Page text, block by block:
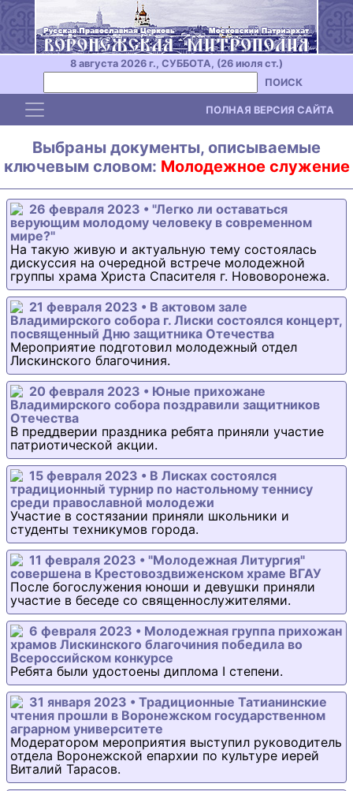
8 августа 2026 г., СУББОТА, (26 июля ст.)
ПОИСК
Toggle navigation ПОЛНАЯ ВЕРСИЯ САЙТА
Выбраны документы, описываемые
ключевым словом: Молодежное служение
26 февраля 2023 • "Легко ли оставаться
верующим молодому человеку в современном
мире?"
На такую живую и актуальную тему состоялась
дискуссия на очередной встрече молодежной
группы храма Христа Спасителя г. Нововоронежа.
21 февраля 2023 • В актовом зале
Владимирского собора г. Лиски состоялся концерт,
посвященный Дню защитника Отечества
Мероприятие подготовил молодежный отдел
Лискинского благочиния.
20 февраля 2023 • Юные прихожане
Владимирского собора поздравили защитников
Отечества
В преддверии праздника ребята приняли участие
патриотической акции.
15 февраля 2023 • В Лисках состоялся
традиционный турнир по настольному теннису
среди православной молодежи
Участие в состязании приняли школьники и
студенты техникумов города.
11 февраля 2023 • "Молодежная Литургия"
совершена в Крестовоздвиженском храме ВГАУ
После богослужения юноши и девушки приняли
участие в беседе со священнослужителями.
6 февраля 2023 • Молодежная группа прихожан
храмов Лискинского благочиния победила во
Всероссийском конкурсе
Ребята были удостоены диплома I степени.
31 января 2023 • Традиционные Татианинские
чтения прошли в Воронежском государственном
аграрном университете
Модератором мероприятия выступил руководитель
отдела Воронежской епархии по культуре иерей
Виталий Тарасов.